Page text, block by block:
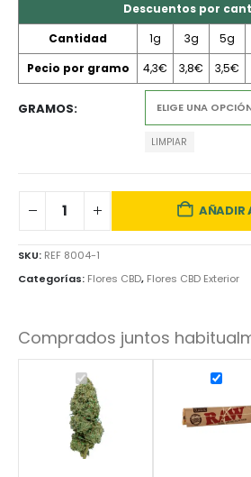
Descuentos por
Cantidad
1g 3g 5g
Pecio por gramo
4,3€ 3,8€ 3,5€
GRAMOS
LIMPIAR
AÑADIR
SKU: REF 8004-1
Categorías: Flores CBD, Flores CBD Exterior
Comprados juntos